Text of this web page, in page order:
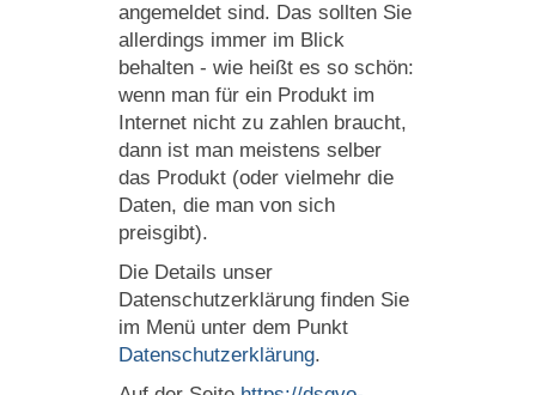
angemeldet sind. Das sollten Sie
allerdings immer im Blick
behalten - wie heißt es so schön:
wenn man für ein Produkt im
Internet nicht zu zahlen braucht,
dann ist man meistens selber
das Produkt (oder vielmehr die
Daten, die man von sich
preisgibt).
Die Details unser
Datenschutzerklärung finden Sie
im Menü unter dem Punkt
Datenschutzerklärung.